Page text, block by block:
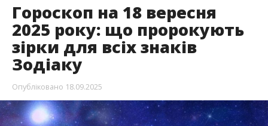
Гороскоп на 18 вересня
2025 року: що пророкують
зірки для всіх знаків
Зодіаку
Опубліковано 18.09.2025